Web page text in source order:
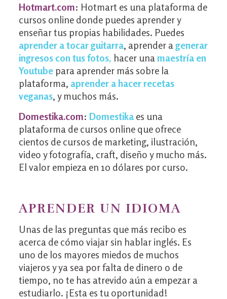
Hotmart.com: Hotmart es una plataforma de
cursos online donde puedes aprender y
enseñar tus propias habilidades. Puedes
aprender a tocar guitarra, aprender a generar
ingresos con tus fotos, hacer una maestría en
Youtubepara aprender más sobre la
plataforma, aprender a hacer recetas
veganas, y muchos más.
Domestika.com: Domestikaes una
plataforma de cursos online que ofrece
cientos de cursos de marketing, ilustración,
video y fotografía, craft, diseño y mucho más.
El valor empieza en 10 dólares por curso.
APRENDER UN IDIOMA
Unas de las preguntas que más recibo es
acerca de cómo viajar sin hablar inglés. Es
uno de los mayores miedos de muchos
viajeros y ya sea por falta de dinero o de
tiempo, no te has atrevido aún a empezar a
estudiarlo. ¡Esta es tu oportunidad!